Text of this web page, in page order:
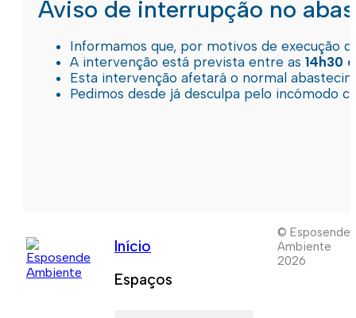
Aviso de interrupção no
Informamos que, por motivos de execução
A intervenção está prevista entre as 14h30
Esta intervenção afetará o normal
Pedimos desde já desculpa pelo incómodo
Início
Espaços
© Esposende
Ambiente
2026